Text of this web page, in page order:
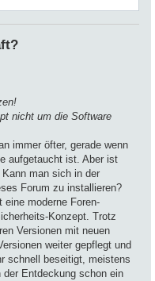
nicht um die Software
immer öfter, gerade wenn
aufgetaucht ist. Aber ist
man sich in der
Forum zu installieren?
moderne Foren-
Konzept. Trotz
Versionen mit neuen
weiter gepflegt und
schnell beseitigt, meistens
Entdeckung schon ein